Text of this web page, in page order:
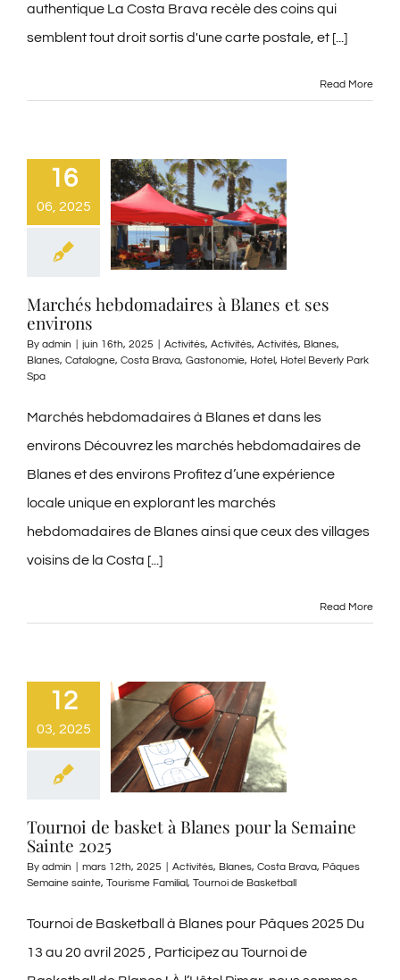
Blog
authentique La Costa Brava recèle des coins qui
semblent tout droit sortis d'une carte postale, et [...]
Read More
16
06, 2025
Marchés hebdomadaires à Blanes et ses
environs
By admin juin 16th, 2025 Activités, Activités, Activités, Blanes,
Blanes, Catalogne, Costa Brava, Gastonomie, Hotel, Hotel Beverly Park
Spa
Marchés hebdomadaires à Blanes et dans les
environs Découvrez les marchés hebdomadaires de
Blanes et des environs Profitez d’une expérience
locale unique en explorant les marchés
hebdomadaires de Blanes ainsi que ceux des villages
voisins de la Costa [...]
Read More
12
03, 2025
Tournoi de basket à Blanes pour la Semaine
Sainte 2025
By admin mars 12th, 2025 Activités, Blanes, Costa Brava, Pâques
Semaine sainte, Tourisme Familial, Tournoi de Basketball
Tournoi de Basketball à Blanes pour Pâques 2025 Du
13 au 20 avril 2025 , Participez au Tournoi de